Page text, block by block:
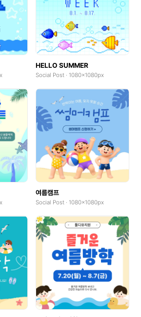
HELLO SUMMER
Social Post · 1080x1080px
여름캠프
Social Post · 1080x1080px